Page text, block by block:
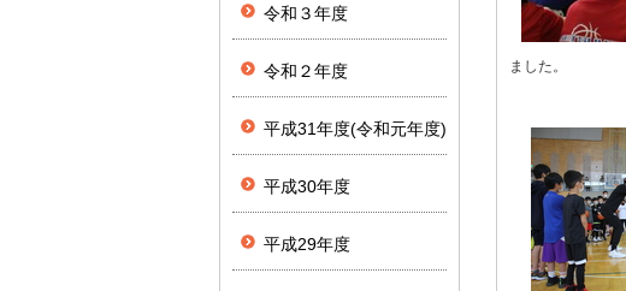
ました。
令和３年度
令和２年度
平成31年度(令和元年度)
平成30年度
平成29年度